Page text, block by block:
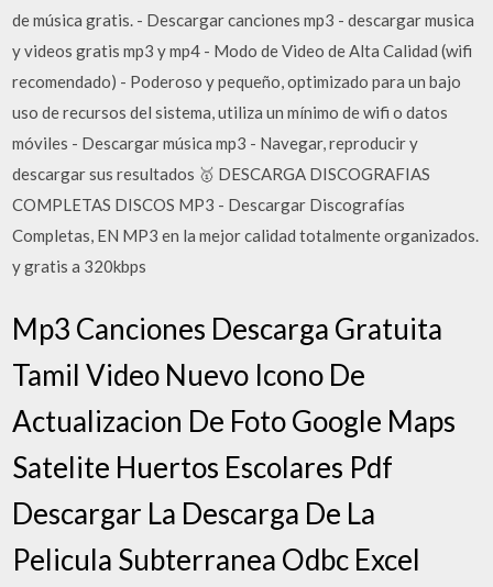
de música gratis. - Descargar canciones mp3 - descargar musica
y videos gratis mp3 y mp4 - Modo de Video de Alta Calidad (wifi
recomendado) - Poderoso y pequeño, optimizado para un bajo
uso de recursos del sistema, utiliza un mínimo de wifi o datos
móviles - Descargar música mp3 - Navegar, reproducir y
descargar sus resultados 🥇 DESCARGA DISCOGRAFIAS
COMPLETAS DISCOS MP3 - Descargar Discografías
Completas, EN MP3 en la mejor calidad totalmente organizados.
y gratis a 320kbps
Mp3 Canciones Descarga Gratuita
Tamil Video Nuevo Icono De
Actualizacion De Foto Google Maps
Satelite Huertos Escolares Pdf
Descargar La Descarga De La
Pelicula Subterranea Odbc Excel